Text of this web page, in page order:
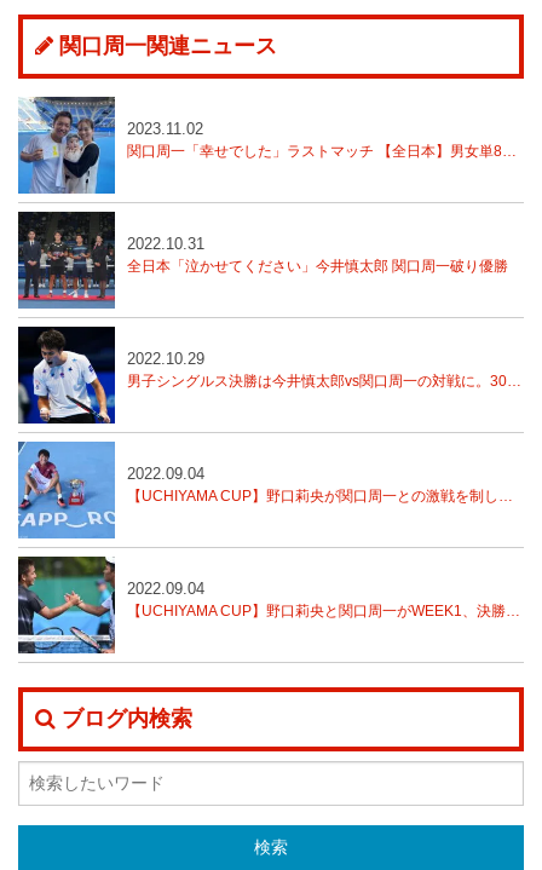
関口周一関連ニュース
関口周一「幸せでした」ラストマッチ 【全日本】男女単8強決まる
2023.11.02
全日本「泣かせてください」今井慎太郎 関口周一破り優勝
2022.10.31
男子シングルス決勝は今井慎太郎vs関口周一の対戦に。30日11時スタート！【全日本テニス選手権】
2022.10.29
【UCHIYAMA CUP】野口莉央が関口周一との激戦を制し、今季３度目のITFタイトル
2022.09.04
【UCHIYAMA CUP】野口莉央と関口周一がWEEK1、決勝へ！
2022.09.04
ブログ内検索